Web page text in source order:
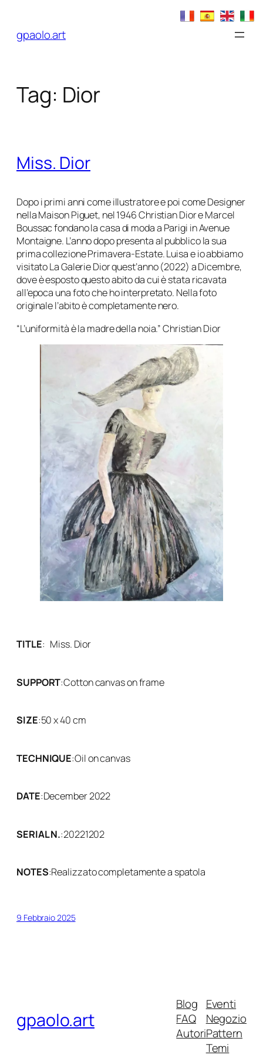
contenuto
gpaolo.art
Tag: Dior
Miss. Dior
Dopo i primi anni come illustratore e poi come Designer
nella Maison Piguet, nel 1946 Christian Dior e Marcel
Boussac fondano la casa di moda a Parigi in Avenue
Montaigne. L’anno dopo presenta al pubblico la sua
prima collezione Primavera-Estate. Luisa e io abbiamo
visitato La Galerie Dior quest’anno (2022) a Dicembre,
dove è esposto questo abito da cui è stata ricavata
all’epoca una foto che ho interpretato. Nella foto
originale l’abito è completamente nero.
“L’uniformità è la madre della noia.” Christian Dior
TITLE: Miss. Dior
SUPPORT:Cotton canvas on frame
SIZE:50 x 40 cm
TECHNIQUE:Oil on canvas
DATE:December 2022
SERIAL N.:20221202
NOTES:Realizzato completamente a spatola
9 Febbraio 2025
gpaolo.art
Blog
FAQ
Autori
Eventi
Negozio
Pattern
Temi